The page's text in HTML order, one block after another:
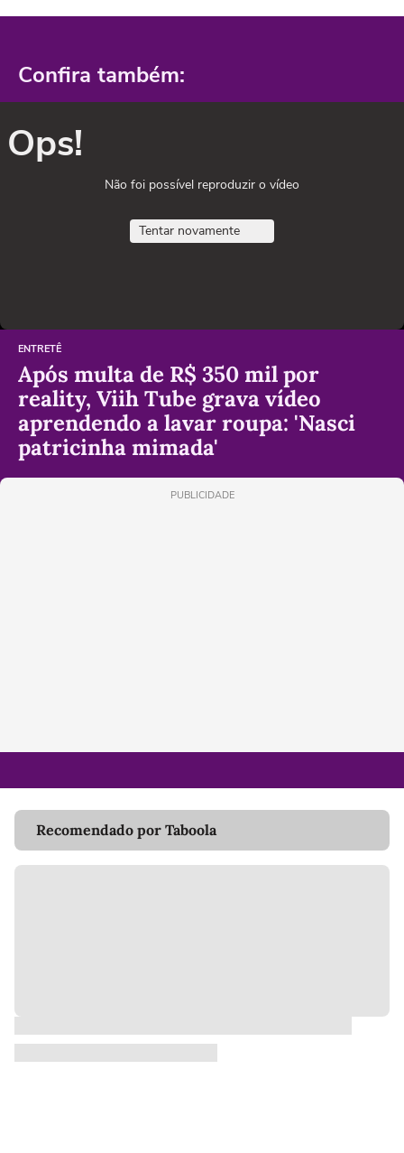
Confira também:
Ops!
Não foi possível reproduzir o vídeo
Tentar novamente
ENTRETÊ
Após multa de R$ 350 mil por
reality, Viih Tube grava vídeo
aprendendo a lavar roupa: 'Nasci
patricinha mimada'
PUBLICIDADE
Recomendado por Taboola